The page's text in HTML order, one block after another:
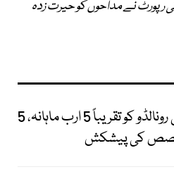
کی رپورٹ نے مداحوں کو حیرت زدہ
النصر کی رونالڈو کو تقریباً 5 ارب ماہانہ، 5
کی پیشکش